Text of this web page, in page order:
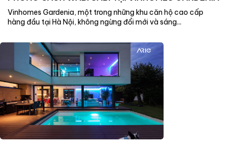
Vinhomes Gardenia, một trong những khu căn hộ cao cấp
hàng đầu tại Hà Nội, không ngừng đổi mới và sáng...